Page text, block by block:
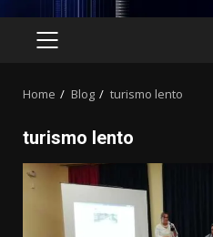
PRIMARY
Home Blog turismo lento
turismo lento